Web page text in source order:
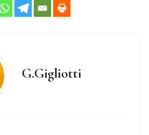
G.Gigliotti